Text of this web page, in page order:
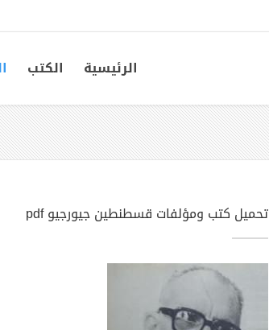
الرئيسية الكتب
تحميل كتب ومؤلفات قسطنطين جيورجيو pdf